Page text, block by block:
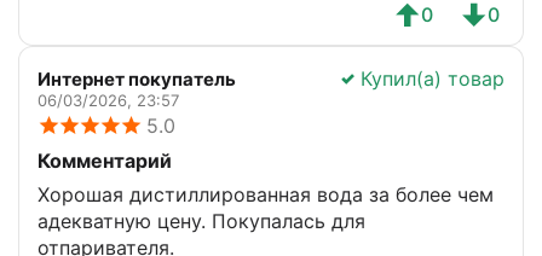
0
0
Интернет покупатель Купил(а) товар
06/03/2026, 23:57
5.0
Комментарий
Хорошая дистиллированная вода за более чем
адекватную цену. Покупалась для
отпаривателя.